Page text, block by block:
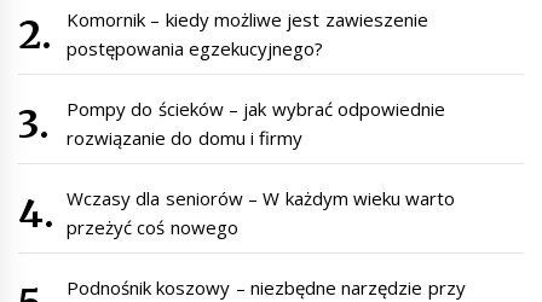
Komornik – kiedy możliwe jest zawieszenie
postępowania egzekucyjnego?
Pompy do ścieków – jak wybrać odpowiednie
rozwiązanie do domu i firmy
Wczasy dla seniorów – W każdym wieku warto
przeżyć coś nowego
Podnośnik koszowy – niezbędne narzędzie przy